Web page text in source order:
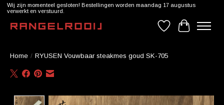
Wij zijn momenteel gesloten! Bestellingen worden maandag 17 augustus
verwerkt en verstuurd.
Verlanglijst
Home / RYUSEN Vouwbaar steakmes goud SK-705
Product image slideshow Items